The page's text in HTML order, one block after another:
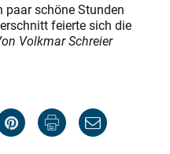
paar schöne Stunden
feierte sich die
Volkmar Schreier